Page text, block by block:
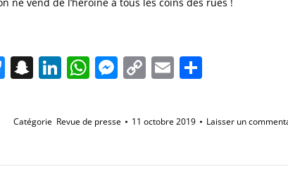
ne vend de l’héroïne à tous les coins des rues !
Bluesky
Snapchat
LinkedIn
WhatsApp
Messenger
CopyEmail
Catégorie Revue de presse 11 octobre 2019 Laisser un